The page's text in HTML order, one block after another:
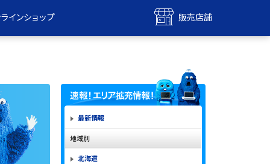
インショップ 販売店舗
ショップ
UQ WiMAX
販売店舗
最新情報
地域別
北海道